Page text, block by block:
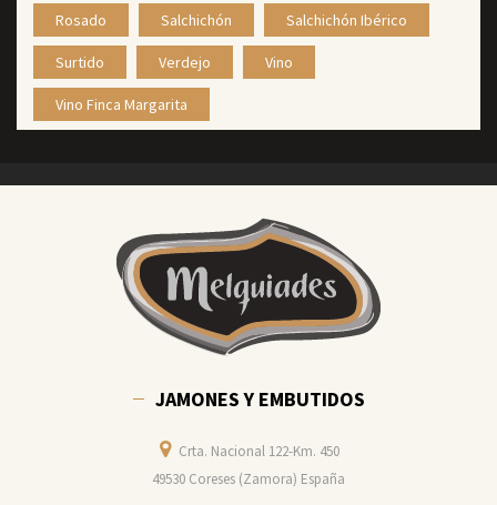
Rosado Salchichón Salchichón Ibérico
Surtido Verdejo Vino
Vino Finca Margarita
JAMONES Y EMBUTIDOS
Crta. Nacional 122-Km. 450
49530 Coreses (Zamora) España